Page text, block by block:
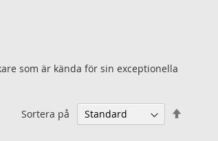
som är kända för sin exceptionella
Sortera på